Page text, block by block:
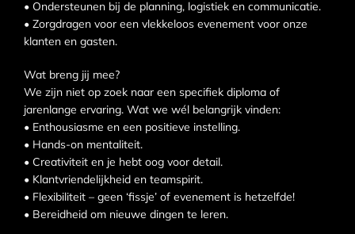
• Ondersteunen bij de planning, logistiek en communicatie.
• Zorgdragen voor een vlekkeloos evenement voor onze
klanten en gasten.
Wat breng jij mee?
We zijn niet op zoek naar een specifiek diploma of
jarenlange ervaring. Wat we wél belangrijk vinden:
• Enthousiasme en een positieve instelling.
• Hands-on mentaliteit.
• Creativiteit en je hebt oog voor detail.
• Klantvriendelijkheid en teamspirit.
• Flexibiliteit – geen ‘fissje’ of evenement is hetzelfde!
• Bereidheid om nieuwe dingen te leren.